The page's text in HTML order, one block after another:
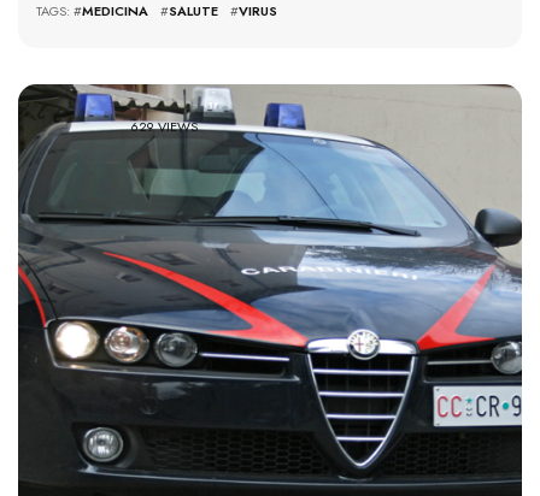
TAGS: #MEDICINA #SALUTE #VIRUS
629 VIEWS